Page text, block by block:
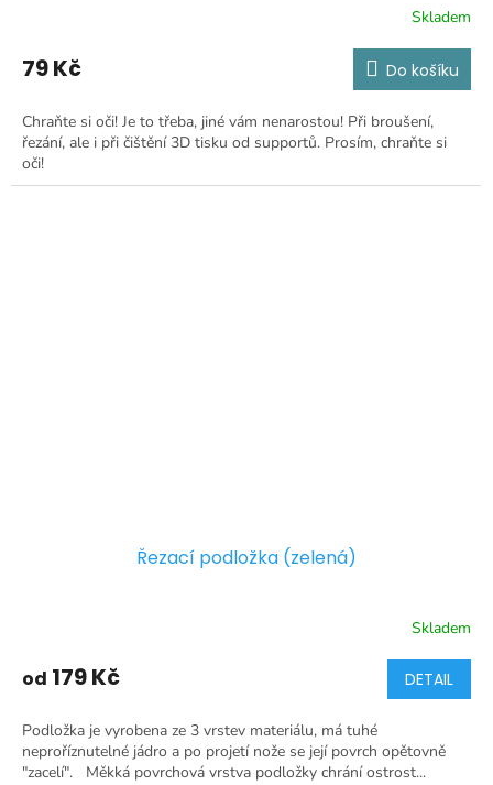
Skladem
79 Kč Do košíku
Chraňte si oči! Je to třeba, jiné vám nenarostou! Při broušení,
řezání, ale i při čištění 3D tisku od supportů. Prosím, chraňte si
oči!
Řezací podložka (zelená)
Skladem
od 179 Kč DETAIL
Podložka je vyrobena ze 3 vrstev materiálu, má tuhé
neproříznutelné jádro a po projetí nože se její povrch opětovně
"zacelí". Měkká povrchová vrstva podložky chrání ostrost...